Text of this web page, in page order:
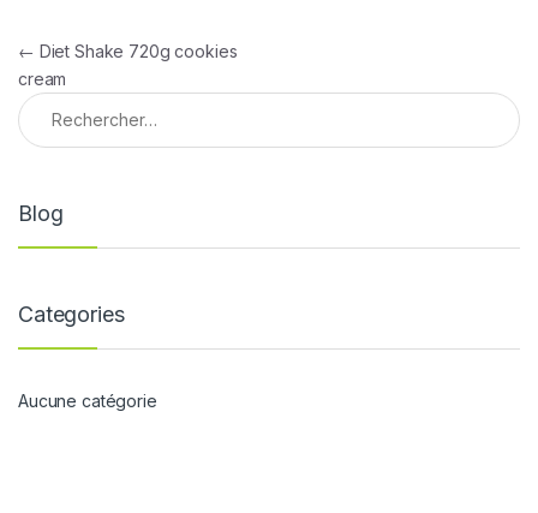
Navigation de l’article
← Diet Shake 720g cookies
cream
Rechercher :
Blog
Categories
Aucune catégorie